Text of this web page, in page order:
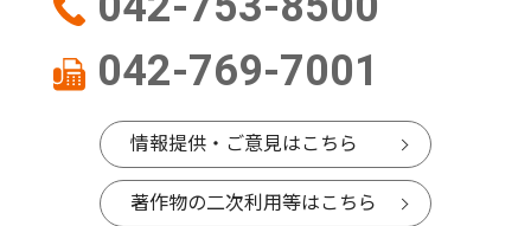
042-769-7001
情報提供・ご意見はこちら
著作物の二次利用等はこちら